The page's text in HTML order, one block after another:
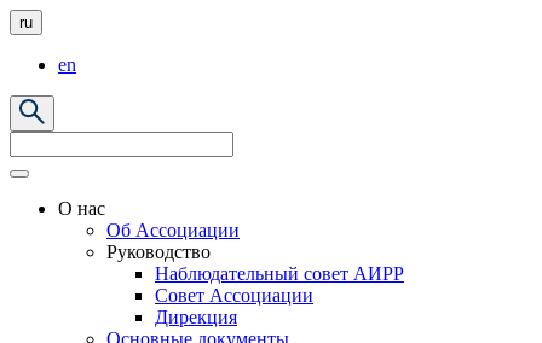
ru
en
О нас
Об Ассоциации
Руководство
Наблюдательный совет АИРР
Совет Ассоциации
Дирекция
Основные документы